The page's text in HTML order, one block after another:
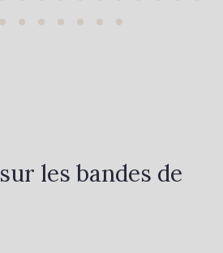
les bandes de